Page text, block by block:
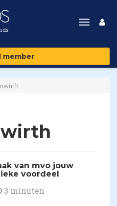
Toggle
member
van mvo jouw
voordeel
3 minuten